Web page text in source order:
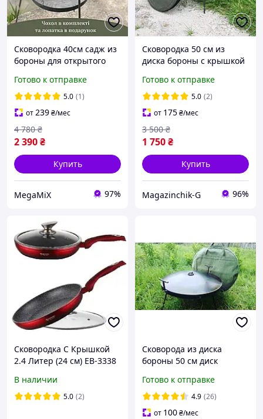
Сковородка 40см садж из
бороны для открытого
дисковой бороны для
дачи,Диск для жарки
мяса mx
Готово к отправке
5.0 (1)
от239₴/мес
2 390₴
4 780 ₴
Купить
MegaMiX 97%
Сковородка 50 см из
диска бороны с крышкой
для жарки на открытом
огне
Готово к отправке
5.0 (2)
от 175₴/мес
1 750₴
3 500 ₴
Купить
Magazinchik-G 96%
Сковородка С Крышкой
2.4 Литер (24 см) EB-3338
В наличии
5.0 (2)
Сковорода из диска
бороны 50 см диск
открытом огне со
съемными ножками и
ручками
Готово к отправке
4.9 (26)
от 100₴/мес